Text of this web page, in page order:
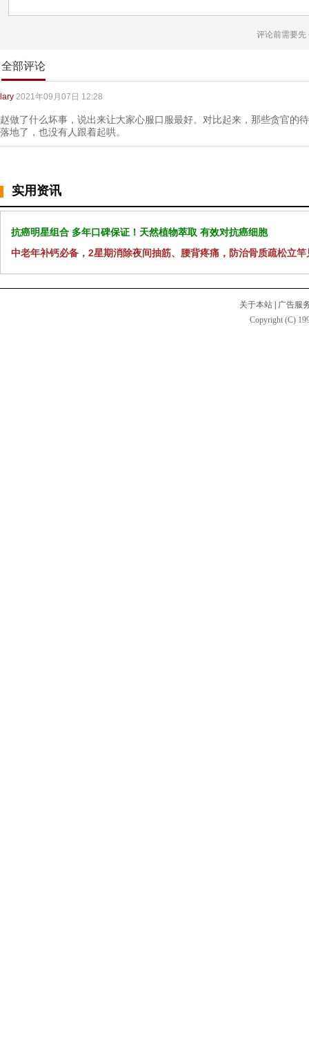
评论前需要先
全部评论
lary 2021年09月07日 12:28
赵做了什么坏事，说出来让大家心服口服最好。对比起来，那些贪官的
落地了，也没有人跟着起哄。
实用资讯
抗癌明星组合 多年口碑保证！天然植物萃取 有效对抗癌细胞
中老年补钙必备，2星期消除夜间抽筋、腰背疼痛，防治骨质疏松立竿
关于本站
广告服
Copyright (C)